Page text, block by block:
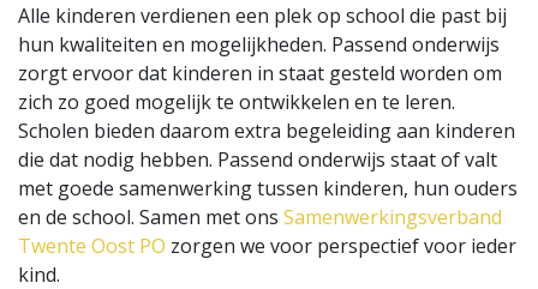
Alle kinderen verdienen een plek op school die past bij
hun kwaliteiten en mogelijkheden. Passend onderwijs
zorgt ervoor dat kinderen in staat gesteld worden om
zich zo goed mogelijk te ontwikkelen en te leren.
Scholen bieden daarom extra begeleiding aan kinderen
die dat nodig hebben. Passend onderwijs staat of valt
met goede samenwerking tussen kinderen, hun ouders
en de school. Samen met ons Samenwerkingsverband
Twente Oost PO zorgen we voor perspectief voor ieder
kind.